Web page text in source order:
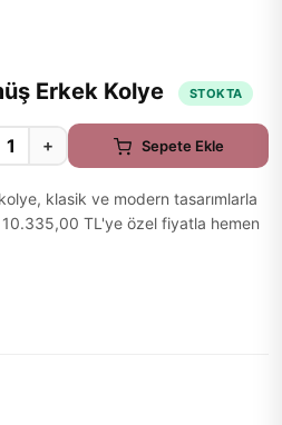
Erkek Kolye STOKTA
+ Sepete Ekle
klasik ve modern tasarımlarla
10.335,00 TL'ye özel fiyatla hemen